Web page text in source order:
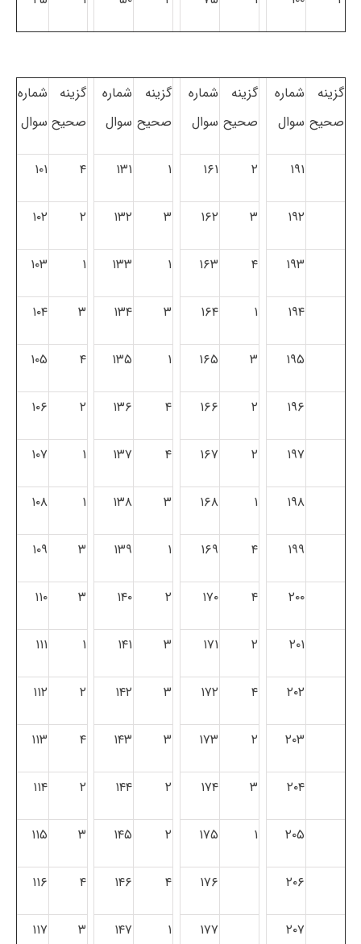
گزینه
صحیح
شماره
سوال
گزینه
صحیح
شماره
سوال
گزینه
صحیح
شماره
سوال
گزینه
صحیح
شماره
سوال
۱۹۱ ۲ ۱۶۱ ۱ ۱۳۱ ۴ ۱۰۱
۱۹۲ ۳ ۱۶۲ ۳ ۱۳۲ ۲ ۱۰۲
۱۹۳ ۴ ۱۶۳ ۱ ۱۳۳ ۱ ۱۰۳
۱۹۴ ۱ ۱۶۴ ۳ ۱۳۴ ۳ ۱۰۴
۱۹۵ ۳ ۱۶۵ ۱ ۱۳۵ ۴ ۱۰۵
۱۹۶ ۲ ۱۶۶ ۴ ۱۳۶ ۲ ۱۰۶
۱۹۷ ۲ ۱۶۷ ۴ ۱۳۷ ۱ ۱۰۷
۱۹۸ ۱ ۱۶۸ ۳ ۱۳۸ ۱ ۱۰۸
۱۹۹ ۴ ۱۶۹ ۱ ۱۳۹ ۳ ۱۰۹
۲۰۰ ۴ ۱۷۰ ۲ ۱۴۰ ۳ ۱۱۰
۲۰۱ ۲ ۱۷۱ ۳ ۱۴۱ ۱ ۱۱۱
۲۰۲ ۴ ۱۷۲ ۳ ۱۴۲ ۲ ۱۱۲
۲۰۳ ۲ ۱۷۳ ۳ ۱۴۳ ۴ ۱۱۳
۲۰۴ ۳ ۱۷۴ ۲ ۱۴۴ ۲ ۱۱۴
۲۰۵ ۱ ۱۷۵ ۲ ۱۴۵ ۳ ۱۱۵
۲۰۶ ۱۷۶ ۴ ۱۴۶ ۴ ۱۱۶
۲۰۷ ۱۷۷ ۱ ۱۴۷ ۳ ۱۱۷